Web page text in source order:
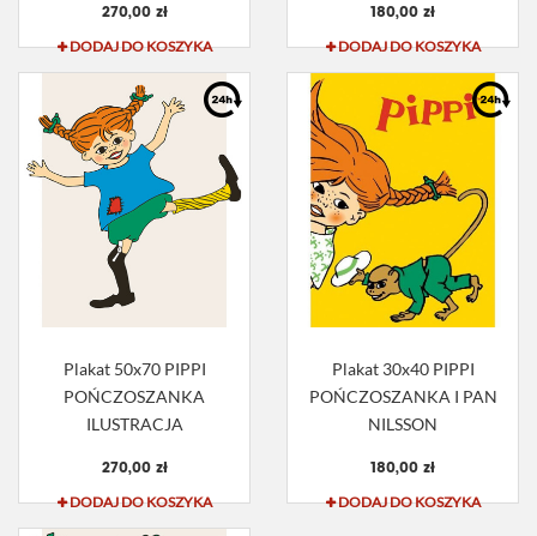
270,00 zł
DODAJ DO KOSZYKA
180,00 zł
DODAJ DO KOSZYKA
Plakat 50x70 PIPPI
POŃCZOSZANKA
ILUSTRACJA
270,00 zł
DODAJ DO KOSZYKA
Plakat 30x40 PIPPI
POŃCZOSZANKA I PAN
NILSSON
180,00 zł
DODAJ DO KOSZYKA